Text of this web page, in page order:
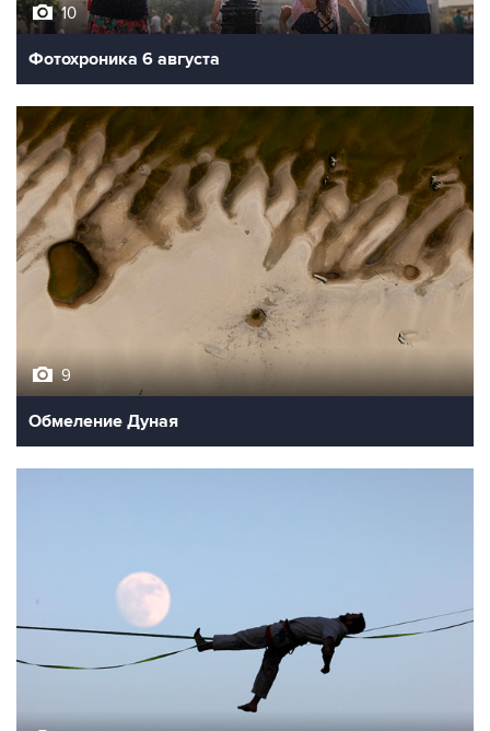
10
Фотохроника 6 августа
9
Обмеление Дуная